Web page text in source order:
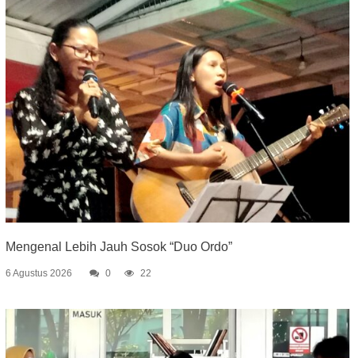
Mengenal Lebih Jauh Sosok “Duo Ordo”
6 Agustus 2026 0 22